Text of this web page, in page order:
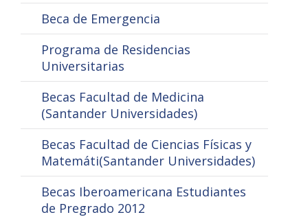
Beca de Emergencia
Programa de Residencias
Universitarias
Becas Facultad de Medicina
(Santander Universidades)
Becas Facultad de Ciencias Físicas y
Matemáti(Santander Universidades)
Becas Iberoamericana Estudiantes
de Pregrado 2012